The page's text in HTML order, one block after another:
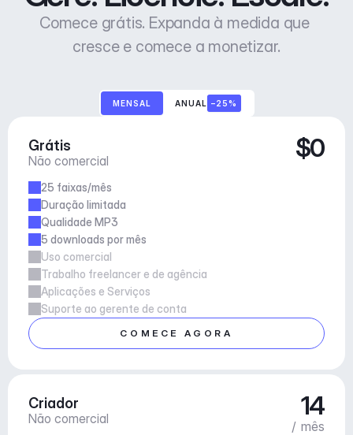
Comece grátis. Expanda à medida que
cresce e comece a monetizar.
MENSAL ANUAL –25%
Grátis
Não comercial $0
25 faixas/mês
Duração limitada
Qualidade MP3
5 downloads por mês
Uso comercial
Trabalho freelancer e de agência
Aplicações e Serviços
Suporte ao gerente de conta
COMECE AGORA
Criador
Não comercial 14
/ mês